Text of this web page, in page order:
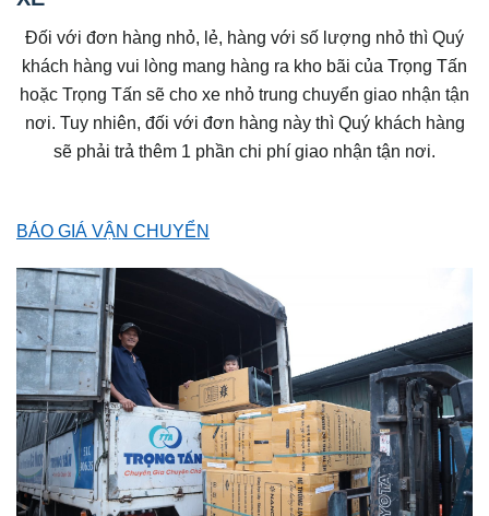
Đối với đơn hàng nhỏ, lẻ, hàng với số lượng nhỏ thì Quý
khách hàng vui lòng mang hàng ra kho bãi của Trọng Tấn
hoặc Trọng Tấn sẽ cho xe nhỏ trung chuyển giao nhận tận
nơi. Tuy nhiên, đối với đơn hàng này thì Quý khách hàng
sẽ phải trả thêm 1 phần chi phí giao nhận tận nơi.
BÁO GIÁ VẬN CHUYỂN